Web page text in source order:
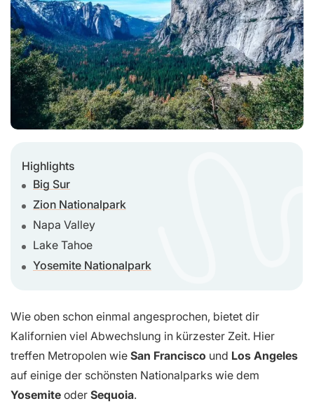
Highlights
Big Sur
Zion Nationalpark
Napa Valley
Lake Tahoe
Yosemite Nationalpark
Wie oben schon einmal angesprochen, bietet dir
Kalifornien viel Abwechslung in kürzester Zeit. Hier
treffen Metropolen wie San Francisco und Los Angeles
auf einige der schönsten Nationalparks wie dem
Yosemite oder Sequoia.